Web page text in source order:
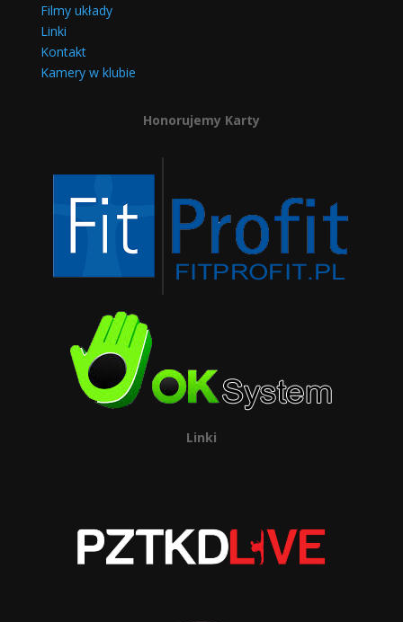
Filmy układy
Linki
Kontakt
Kamery w klubie
Honorujemy Karty
Linki